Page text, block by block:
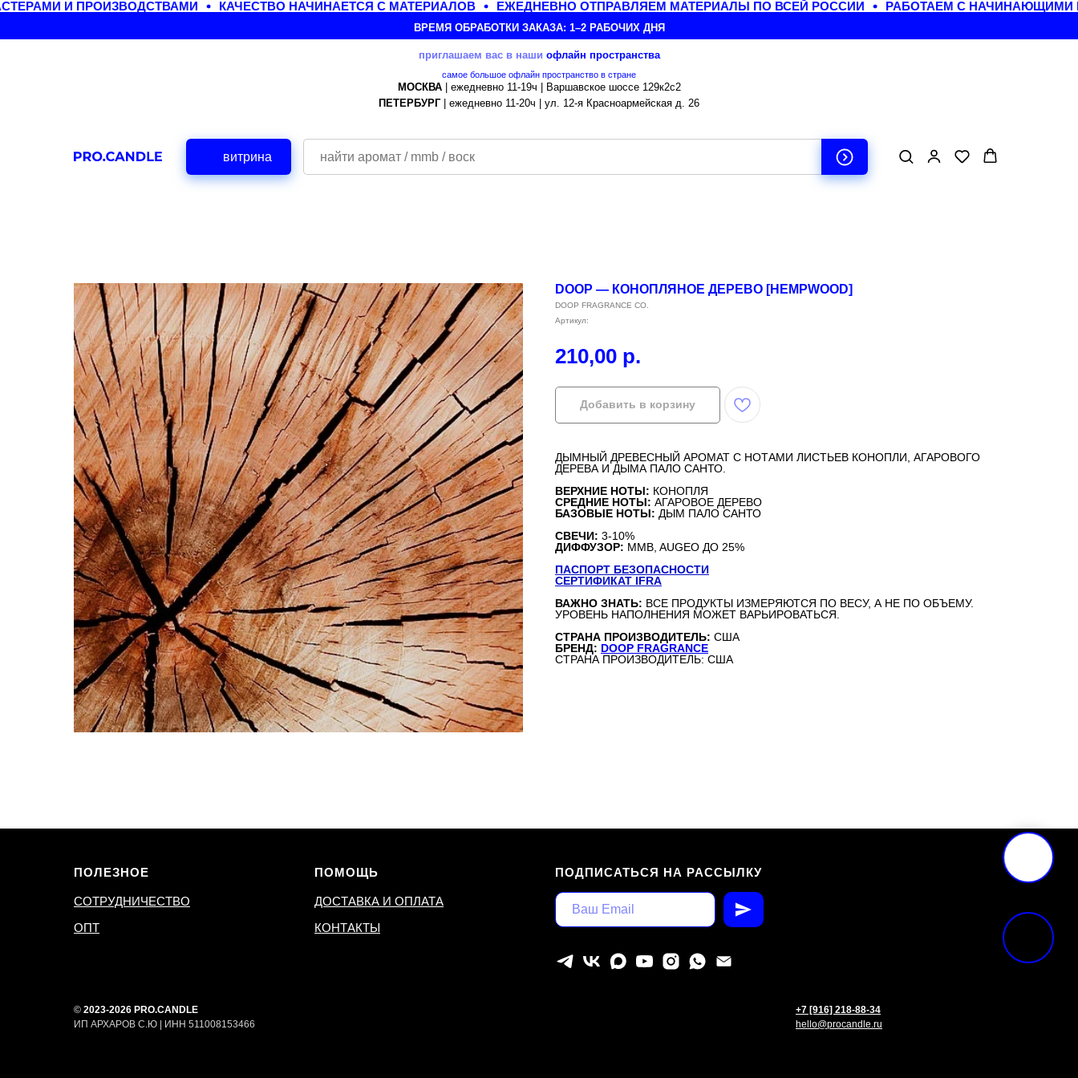
И ПРОИЗВОДСТВАМИ КАЧЕСТВО НАЧИНАЕТСЯ С МАТЕРИАЛОВ ЕЖЕДНЕВНО ОТПРАВЛЯЕМ МАТЕРИАЛЫ ПО ВСЕЙ РОССИИ РАБОТАЕМ С НАЧИНАЮЩИМИ
ВРЕМЯ ОБРАБОТКИ ЗАКАЗА: 1–2 РАБОЧИХ ДНЯ
приглашаем вас в наши офлайн пространства
самое большое офлайн пространство в стране
МОСКВА| ежедневно 11-19ч | Варшавское шоссе 129к2с2
ПЕТЕРБУРГ| ежедневно 11-20ч | ул. 12-я Красноармейская д. 26
витрина
DOOP — КОНОПЛЯНОЕ ДЕРЕВО [HEMPWOOD]
DOOP FRAGRANCE CO.
Артикул:
210,00 р.
Добавить в корзину
ДЫМНЫЙ ДРЕВЕСНЫЙ АРОМАТ С НОТАМИ ЛИСТЬЕВ КОНОПЛИ, АГАРОВОГО
ДЕРЕВА И ДЫМА ПАЛО САНТО.
ВЕРХНИЕ НОТЫ: КОНОПЛЯ
СРЕДНИЕ НОТЫ: АГАРОВОЕ ДЕРЕВО
БАЗОВЫЕ НОТЫ: ДЫМ ПАЛО САНТО
СВЕЧИ: 3-10%
ДИФФУЗОР: MMB, AUGEO ДО 25%
ПАСПОРТ БЕЗОПАСНОСТИ
СЕРТИФИКАТ IFRA
ВАЖНО ЗНАТЬ: ВСЕ ПРОДУКТЫ ИЗМЕРЯЮТСЯ ПО ВЕСУ, А НЕ ПО ОБЪЕМУ.
УРОВЕНЬ НАПОЛНЕНИЯ МОЖЕТ ВАРЬИРОВАТЬСЯ.
СТРАНА ПРОИЗВОДИТЕЛЬ: США
БРЕНД: DOOP FRAGRANCE
СТРАНА ПРОИЗВОДИТЕЛЬ: США
ПОЛЕЗНОЕ
СОТРУДНИЧЕСТВО
ОПТ
ПОМОЩЬ
ДОСТАВКА И ОПЛАТА
КОНТАКТЫ
ПОДПИСАТЬСЯ НА РАССЫЛКУ
© 2023-2026 PRO.CANDLE
ИП АРХАРОВ С.Ю | ИНН 511008153466
+7 [916] 218-88-34
hello@procandle.ru